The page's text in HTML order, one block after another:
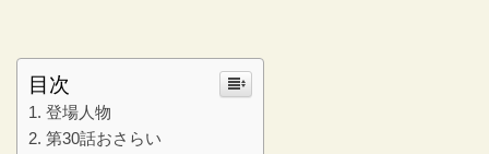
目次
登場人物
第30話おさらい